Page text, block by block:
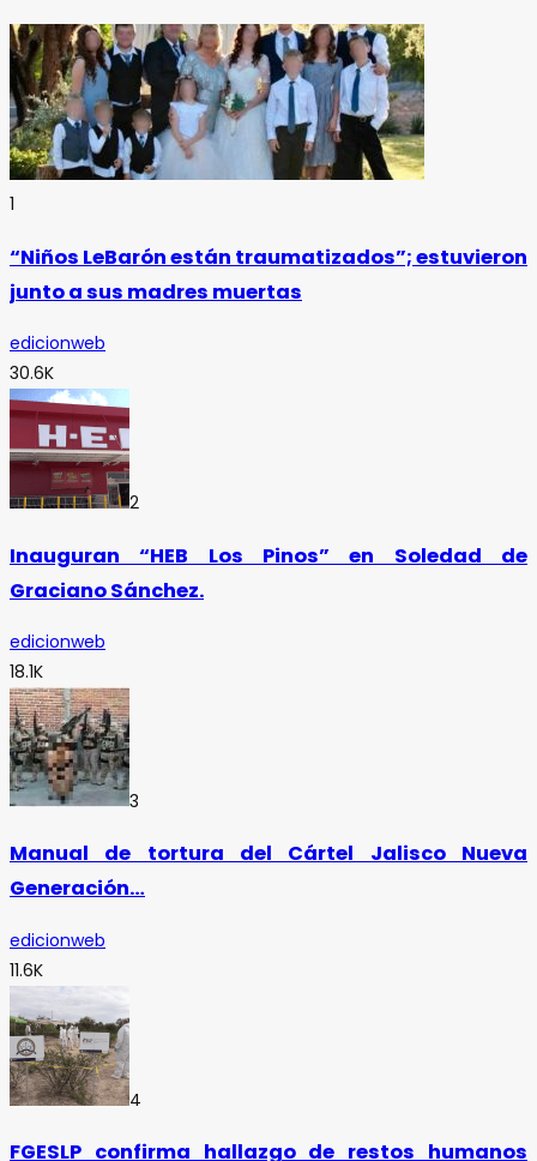
1
“Niños LeBarón están traumatizados”; estuvieron
junto a sus madres muertas
edicionweb
30.6K
2
Inauguran “HEB Los Pinos” en Soledad de
Graciano Sánchez.
edicionweb
18.1K
3
Manual de tortura del Cártel Jalisco Nueva
Generación…
edicionweb
11.6K
4
FGESLP confirma hallazgo de restos humanos